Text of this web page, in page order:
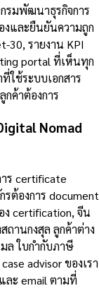
รมพัฒนาธุรกิจการ
และยืนยันความถูก
30, รายงาน KPI
portal ที่เห็นทุก
ใช้ระบบเอกสาร
กค้าต้องการ
Nomad
ร certificate
ต้องการ document
ง certification, จีน
านกงสุล ลูกค้าต่าง
ล ใบกำกับภาษี
advisor ของเรา
ละ email ตามที่